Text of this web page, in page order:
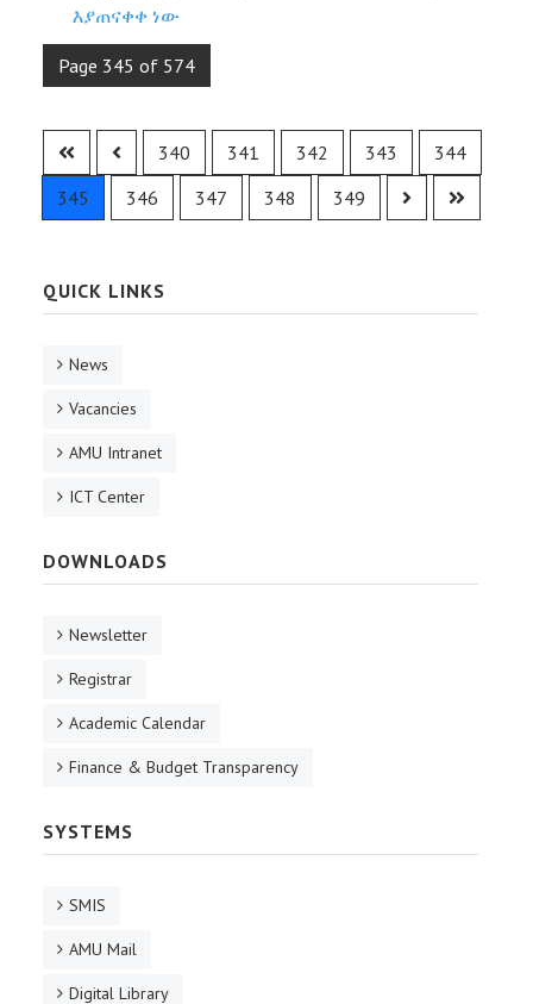
እያጠናቀቀ ነው
Page 345 of 574
340 341 342 343
344
345
346 347 348 349
QUICK LINKS
News
Vacancies
AMU Intranet
ICT Center
DOWNLOADS
Newsletter
Registrar
Academic Calendar
Finance & Budget Transparency
SYSTEMS
SMIS
AMU Mail
Digital Library